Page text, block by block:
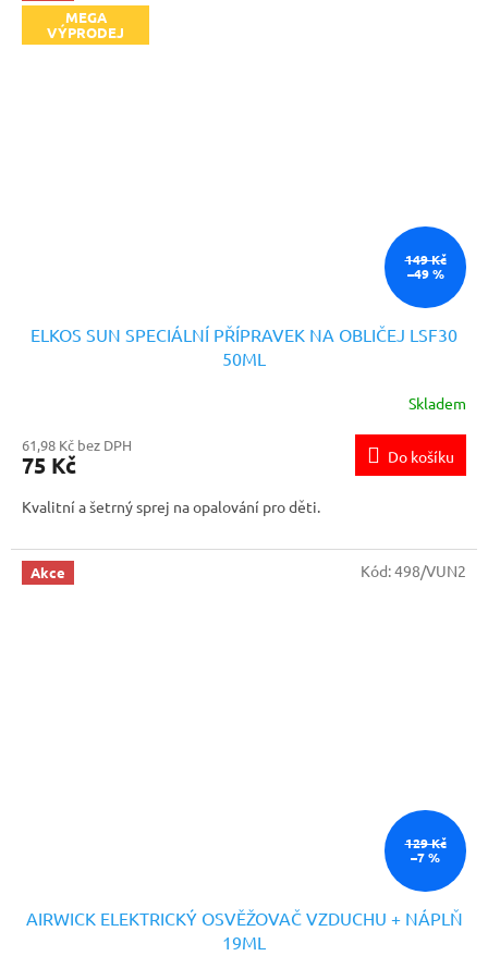
MEGA
VÝPRODEJ
149 Kč
–49 %
ELKOS SUN SPECIÁLNÍ PŘÍPRAVEK NA OBLIČEJ LSF30
50ML
Skladem
61,98 Kč bez DPH
75 Kč Do košíku
Kvalitní a šetrný sprej na opalování pro děti.
Akce
129 Kč
–7 %
AIRWICK ELEKTRICKÝ OSVĚŽOVAČ VZDUCHU + NÁPLŇ
19ML
Kód:498/VUN2